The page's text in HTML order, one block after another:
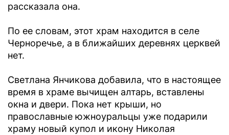
рассказала она.
По ее словам, этот храм находится в селе
Черноречье, а в ближайших деревнях церквей
нет.
Светлана Янчикова добавила, что в настоящее
время в храме вычищен алтарь, вставлены
окна и двери. Пока нет крыши, но
православные южноуральцы уже подарили
храму новый купол и икону Николая